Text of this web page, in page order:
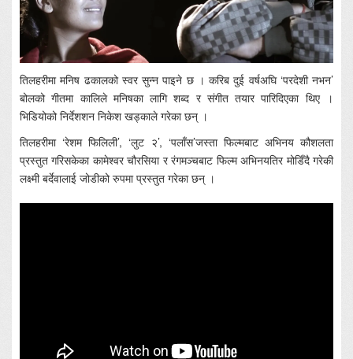
तिलहरीमा मनिष ढकालको स्वर सुन्न पाइने छ । करिब दुई वर्षअघि ‘परदेशी नभन’
बोलको गीतमा कालिले मनिषका लागि शब्द र संगीत तयार पारिदिएका थिए ।
भिडियोको निर्देशशन निकेश खड्काले गरेका छन् ।
तिलहरीमा ‘रेशम फिलिली’, ‘लुट २’, ‘पलाँस’जस्ता फिल्मबाट अभिनय कौशलता
प्रस्तुत गरिसकेका कामेश्वर चौरसिया र रंगमञ्चबाट फिल्म अभिनयतिर मोडिँदै गरेकी
लक्ष्मी बर्देवालाई जोडीको रुपमा प्रस्तुत गरेका छन् ।